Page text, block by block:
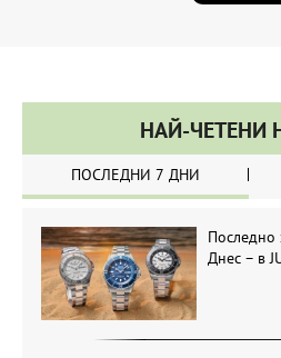
НАЙ-ЧЕТЕНИ
ПОСЛЕДНИ 7 ДНИ
Последно
Днес – в